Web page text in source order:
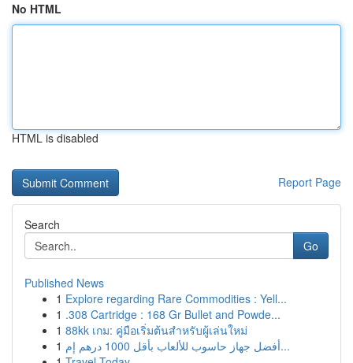
No HTML
HTML is disabled
Report Page
Search
Go
Published News
1 Explore regarding Rare Commodities : Yell...
1 .308 Cartridge : 168 Gr Bullet and Powde...
1 88kk เกม: คู่มือเริ่มต้นสำหรับผู้เล่นใหม่
1
أفضل جهاز حاسوب للألعاب بأقل 1000 درهم إم...